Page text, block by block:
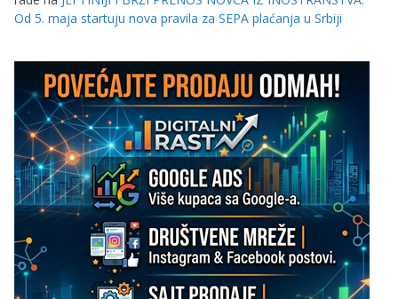
Od 5. maja startuju nova pravila za SEPA plaćanja u Srbiji